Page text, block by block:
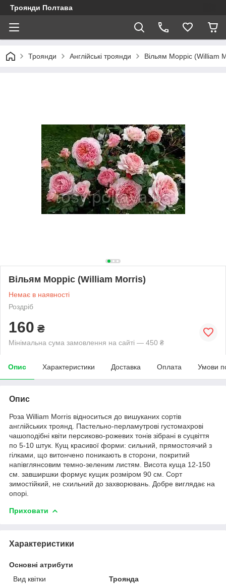
Троянди Полтава
Троянди Англійські троянди Вільям Морріс (William
Вільям Морріс (William Morris)
Немає в наявності
Роздріб
160 ₴
Мінімальна сума замовлення на сайті — 450 ₴
Опис Характеристики Доставка Оплата Умови
Опис
Роза William Morris відноситься до вишуканих сортів
англійських троянд. Пастельно-перламутрові густомахрові
чашоподібні квіти персиково-рожевих тонів зібрані в суцвіття
по 5-10 штук. Кущ красивої форми: сильний, прямостоячий з
гілками, що витончено поникають в сторони, покритий
напівглянсовим темно-зеленим листям. Висота куща 12-150
см. завширшки формує кущик розміром 90 см. Сорт
зимостійкий, не схильний до захворювань. Добре виглядає на
опорі.
Приховати
Характеристики
Основні атрибути
Вид квітки
Троянда